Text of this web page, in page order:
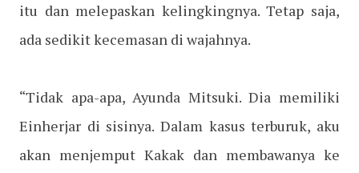
itu dan melepaskan kelingkingnya. Tetap saja,
ada sedikit kecemasan di wajahnya.
“Tidak apa-apa, Ayunda Mitsuki. Dia memiliki
Einherjar di sisinya. Dalam kasus terburuk, aku
akan menjemput Kakak dan membawanya ke